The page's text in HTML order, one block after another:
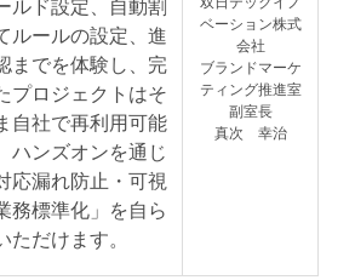
ルールの設定、進
までを体験し、完
プロジェクトはそ
自社で再利用可能
ハンズオンを通じ
応漏れ防止・可視
務標準化」を自ら
ただけます。
ベーション株式
会社
ブランドマーケ
ティング推進室
副室長
真次 幸治